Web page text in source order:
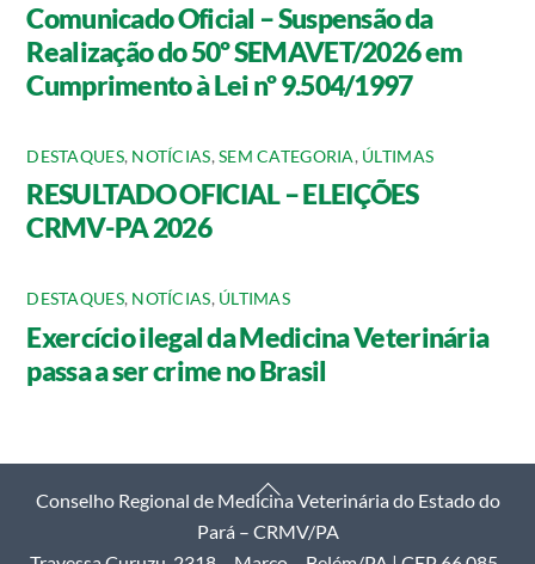
Comunicado Oficial – Suspensão da
Realização do 50º SEMAVET/2026 em
Cumprimento à Lei nº 9.504/1997
DESTAQUES, NOTÍCIAS,SEM CATEGORIA, ÚLTIMAS
RESULTADO OFICIAL – ELEIÇÕES
CRMV-PA 2026
DESTAQUES, NOTÍCIAS, ÚLTIMAS
Exercício ilegal da Medicina Veterinária
passa a ser crime no Brasil
Back
To
Top
Conselho Regional de Medicina Veterinária do Estado do
Pará – CRMV/PA